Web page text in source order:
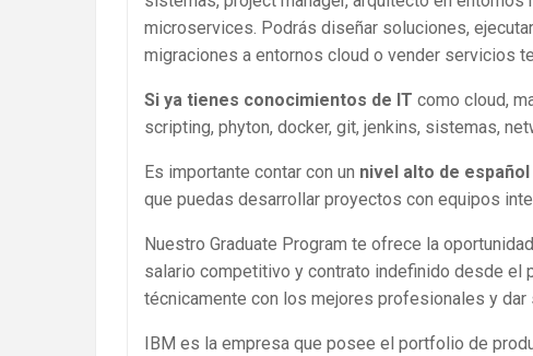
microservices. Podrás diseñar soluciones,
migraciones a entornos cloud o vender servicios
Si ya tienes conocimientos de IT como cloud,
scripting, phyton, docker, git, jenkins, sistemas,
Es importante contar con un nivel alto de
que puedas desarrollar proyectos con equipos
Nuestro Graduate Program te ofrece la
salario competitivo y contrato indefinido desde el
técnicamente con los mejores profesionales y
IBM es la empresa que posee el portfolio de